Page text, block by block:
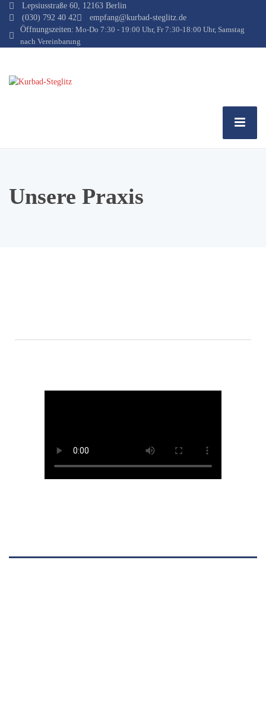
Lepsiusstraße 60, 12163 Berlin
(030) 792 40 42
empfang@kurbad-steglitz.de
Öffnungszeiten: Mo-Do 7:30 - 19:00 Uhr, Fr 7:30-18:00 Uhr, Samstag
nach Vereinbarung
Unsere Praxis